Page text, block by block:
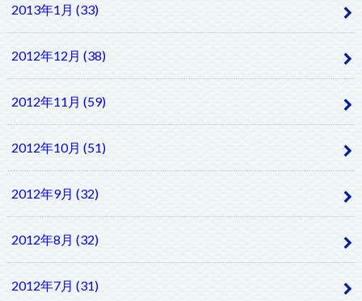
2013年1月 (33)
2012年12月 (38)
2012年11月 (59)
2012年10月 (51)
2012年9月 (32)
2012年8月 (32)
2012年7月 (31)